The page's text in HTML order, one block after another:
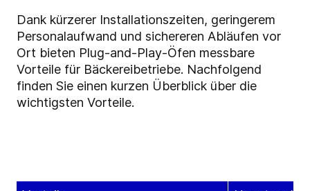
Dank kürzerer Installationszeiten, geringerem
Personalaufwand und sichereren Abläufen vor
Ort bieten Plug-and-Play-Öfen messbare
Vorteile für Bäckereibetriebe. Nachfolgend
finden Sie einen kurzen Überblick über die
wichtigsten Vorteile.